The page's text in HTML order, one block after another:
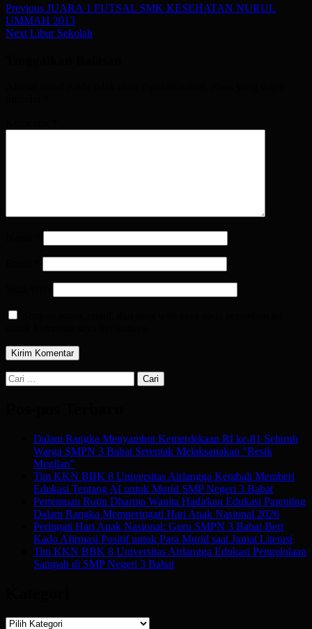
Post
navigation
Previous JUARA 1 FUTSAL SMK KESEHATAN NURUL
UMMAH 2013
Next Libur Sekolah
Cari
untuk:
Dalam Rangka Menyambut Kemerdekaan RI ke-81 Seluruh
Warga SMPN 3 Babat Serentak Melaksanakan “Resik
Megilan”
Tim KKN BBK 8 Universitas Airlangga Kembali Memberi
Edukasi Tentang AI untuk Murid SMP Negeri 3 Babat
Pertemuan Rutin Dharma Wanita Hadirkan Edukasi Parenting
Dalam Rangka Memperingati Hari Anak Nasional 2026
Peringati Hari Anak Nasional: Guru SMPN 3 Babat Beri
Kado Afirmasi Positif untuk Para Murid saat Jumat Literasi
Tim KKN BBK 8 Universitas Airlangga Edukasi Pengelolaan
Sampah di SMP Negeri 3 Babat
Kategori